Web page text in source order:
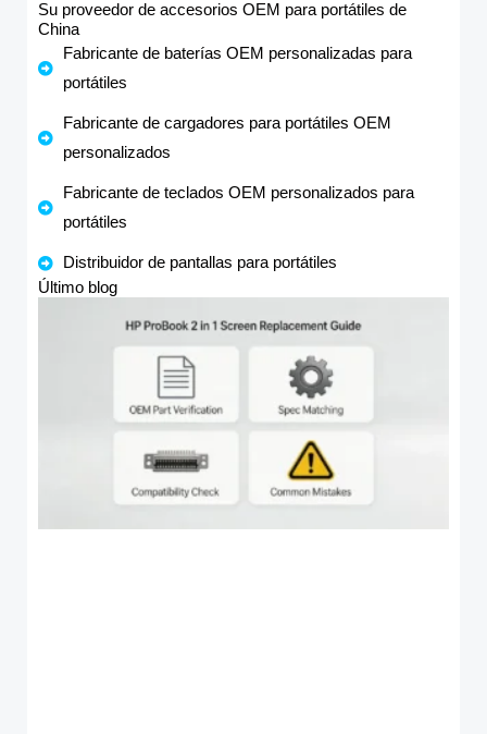
Su proveedor de accesorios OEM para portátiles de
China
Fabricante de baterías OEM personalizadas para
portátiles
Fabricante de cargadores para portátiles OEM
personalizados
Fabricante de teclados OEM personalizados para
portátiles
Distribuidor de pantallas para portátiles
Último blog